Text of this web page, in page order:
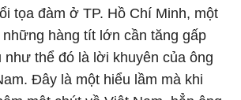
tọa đàm ở TP. Hồ Chí Minh, một
hàng tít lớn cần tăng gấp
như thể đó là lời khuyên của ông
Đây là một hiểu lầm mà khi